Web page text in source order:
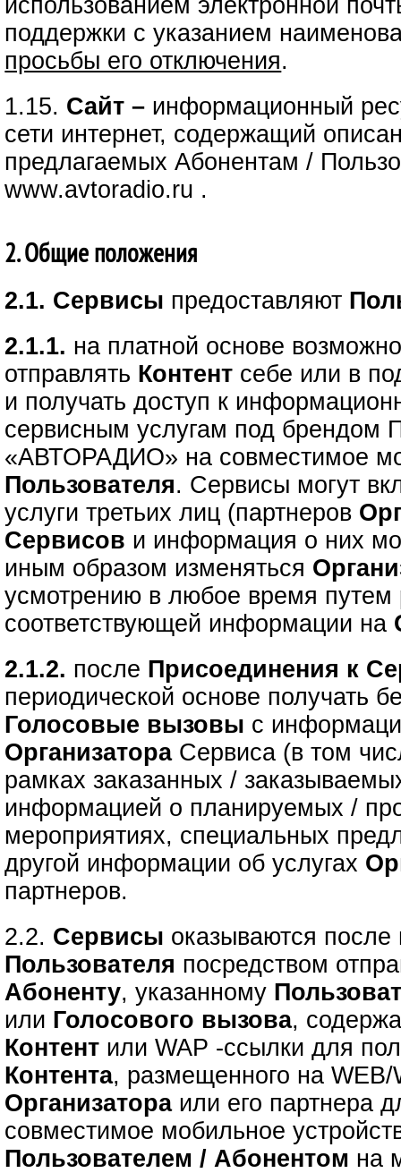
использованием электронной
поддержки с указанием
просьбы его отключения.
1.15. Сайт – информационный
сети интернет, содержащий
предлагаемых Абонентам /
www.avtoradio.ru .
2. Общие положения
2.1. Сервисы предоставляют
2.1.1. на платной основе
отправлять Контент себе или в
и получать доступ к
сервисным услугам под брендом
«АВТОРАДИО» на совместимое
Пользователя. Сервисы могут
услуги третьих лиц (партнеров
Сервисов и информация о них
иным образом изменяться
усмотрению в любое время
соответствующей информации на
2.1.2. после Присоединения к
периодической основе получать
Голосовые вызовы с
Организатора Сервиса (в том
рамках заказанных /
информацией о планируемых /
мероприятиях, специальных
другой информации об услугах
партнеров.
2.2. Сервисы оказываются
Пользователя посредством
Абоненту, указанному
или Голосового вызова,
Контент или WAP -ссылки для
Контента, размещенного на WEB/
Организатораили его партнера
совместимое мобильное
Пользователем / Абонентом на